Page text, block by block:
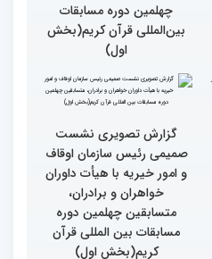
جزئیات سومین روز رقابت
بخش بانوان مسابقات
بین‌المللی قرآن کریم
گزارش تصویری سومین روز
رقابت بخش برادران
چهلمین دوره مسابقات
بین‌المللی قرآن کریم(بخش
اول)